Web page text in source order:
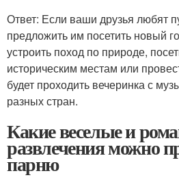
Ответ: Если ваши друзья любят
предложить им посетить новый
устроить поход по природе,
историческим местам или
будет проходить вечеринка с
разных стран.
Какие веселые и
развлечения можно
парню